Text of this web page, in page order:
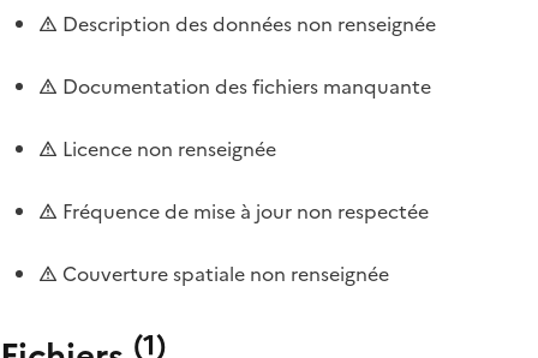
Description des données non renseignée
Documentation des fichiers manquante
Licence non renseignée
Fréquence de mise à jour non respectée
Couverture spatiale non renseignée
(1)